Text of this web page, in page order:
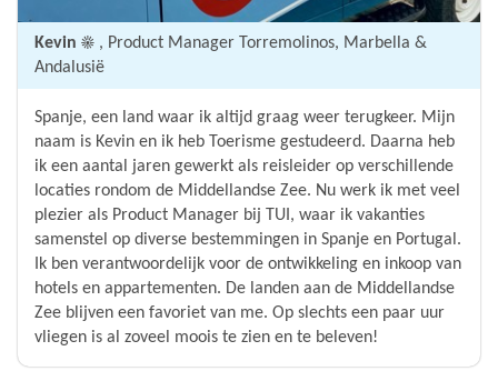
Kevin ☀️ , Product Manager Torremolinos, Marbella &
Andalusië
Spanje, een land waar ik altijd graag weer terugkeer. Mijn
naam is Kevin en ik heb Toerisme gestudeerd. Daarna heb
ik een aantal jaren gewerkt als reisleider op verschillende
locaties rondom de Middellandse Zee. Nu werk ik met veel
plezier als Product Manager bij TUI, waar ik vakanties
samenstel op diverse bestemmingen in Spanje en Portugal.
Ik ben verantwoordelijk voor de ontwikkeling en inkoop van
hotels en appartementen. De landen aan de Middellandse
Zee blijven een favoriet van me. Op slechts een paar uur
vliegen is al zoveel moois te zien en te beleven!